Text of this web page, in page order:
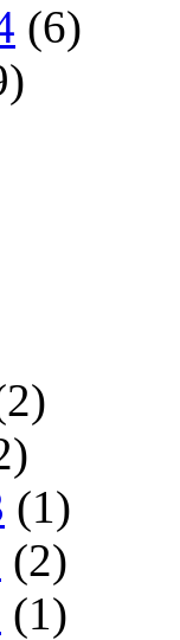
(6)
(1)
(2)
(1)